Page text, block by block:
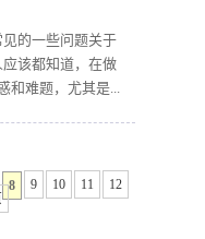
见的一些问题关于
应该都知道，在做
和难题，尤其是...
8 9 10 11
12